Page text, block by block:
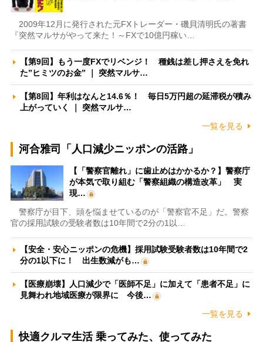
2009年12月に発行された元FXトレーダー・磯貝清明氏の著書
『突然マルサがやって来た！～FXで10億円稼い…
【第9回】もう一度FXでリベンジ！ 種銭は差し押さえを免れ
た”ヒミツのお金” ｜ 突然マルサ…
【第8回】年利はなんと14.6％！ 毎日5万円超の延滞税が積み
上がっていく ｜ 突然マルサ…
一覧を見る
河合雅司「人口減少ニッポンの活路」
【「警察官離れ」に歯止めはかかるか？】警察庁
が本気で取り組む「警察組織の構造改革」 実
現…
警察庁が目下、頭を悩ませているのが「警察官不足」だ。警察
官の採用試験の受験者数は10年間で2分の1以…
【安全・安心ニッポンの危機】採用試験受験者数は10年間で2
分の1以下に！ 出生数減がも…
【医療崩壊】人口減少で「医師不足」に加えて「患者不足」に
見舞われ地域医療が限界に 今後…
一覧を見る
快適クルマ生活 乗ってみた、使ってみた